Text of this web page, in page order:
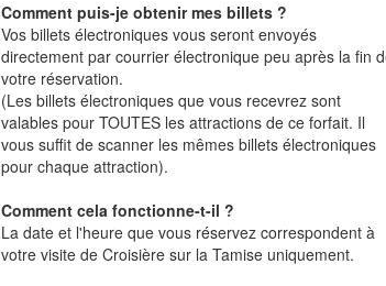
Comment puis-je obtenir mes billets ?
Vos billets électroniques vous seront envoyés
directement par courrier électronique peu après la fin
votre réservation.
(Les billets électroniques que vous recevrez sont
valables pour TOUTES les attractions de ce forfait. Il
vous suffit de scanner les mêmes billets électroniques
pour chaque attraction).
Comment cela fonctionne-t-il ?
La date et l'heure que vous réservez correspondent à
votre visite de Croisière sur la Tamise uniquement.